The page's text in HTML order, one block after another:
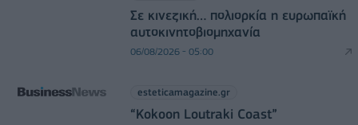
Σε κινεζική… πολιορκία η ευρωπαϊκή
αυτοκινητοβιομηχανία
06/08/2026 - 05:00
esteticamagazine.gr
“Kokoon Loutraki Coast”